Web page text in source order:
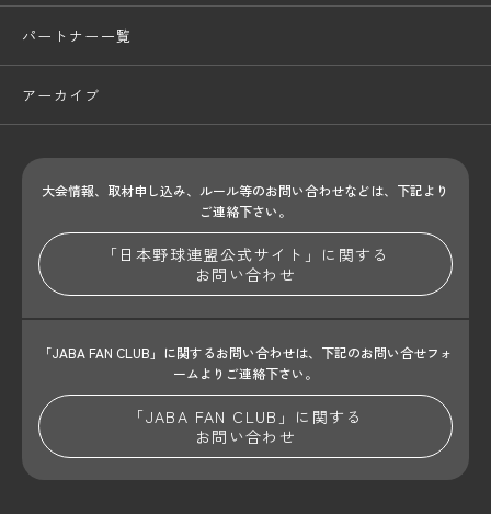
パートナー一覧
アーカイブ
大会情報、取材申し込み、ルール等のお問い合わせなどは、下記より
ご連絡下さい。
「日本野球連盟公式サイト」に関する
お問い合わせ
「JABA FAN CLUB」に関するお問い合わせは、 下記のお問い合せフォ
ームよりご連絡下さい。
「JABA FAN CLUB」に関する
お問い合わせ